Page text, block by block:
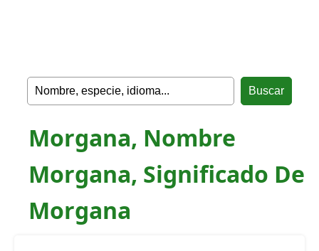
Morgana, Nombre
Morgana, Significado De
Morgana